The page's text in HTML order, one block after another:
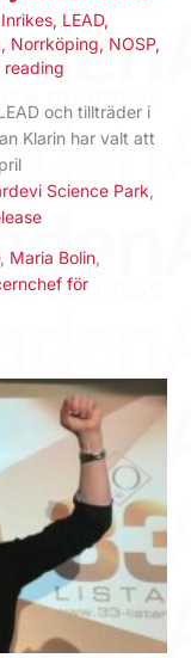
Inrikes, LEAD,
, Norrköping, NOSP,
reading
och tillträder i
Klarin har valt att
Science Park,
, Maria Bolin
för